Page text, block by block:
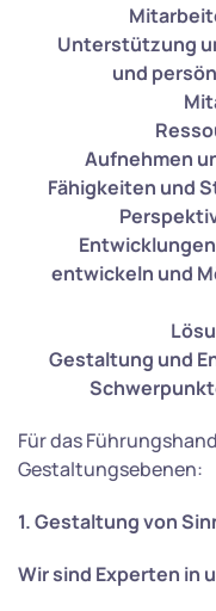
Unterstützung
und
Aufnehmen
Fähigkeiten und
entwickeln und
Gestaltung und
Für das
Gestaltungsebenen:
1. Gestaltung von
Wir sind Experten in